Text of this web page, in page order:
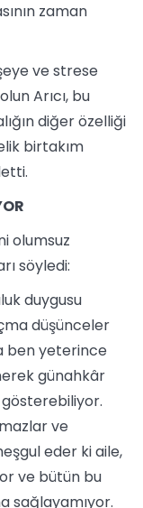
zaman
ve strese
Arıcı, bu
diğer özelliği
birtakım
olumsuz
söyledi:
duygusu
düşünceler
ben yeterince
günahkâr
ve
eder ki aile,
ve bütün bu
sağlayamıyor.